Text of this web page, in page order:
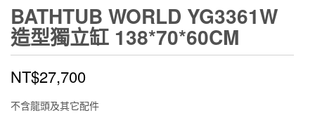
BATHTUB WORLD YG3361W
造型獨立缸 138*70*60CM
NT$27,700
不含龍頭及其它配件